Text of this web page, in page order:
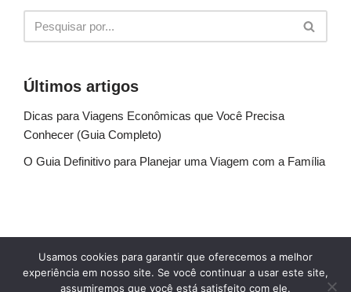
Últimos artigos
Dicas para Viagens Econômicas que Você Precisa
Conhecer (Guia Completo)
O Guia Definitivo para Planejar uma Viagem com a Família
Sobre Nós Fale conosco
Política de Privacidade
Termos de uso
Glossário Blog
Usamos cookies para garantir que oferecemos a melhor
experiência em nosso site. Se você continuar a usar este site,
assumiremos que você está satisfeito com ele.